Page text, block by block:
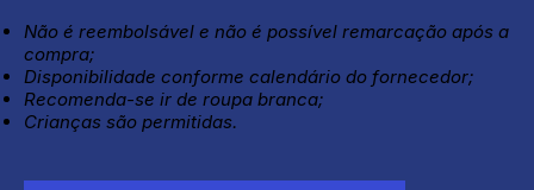
Não é reembolsável e não é possível remarcação após a
compra;
Disponibilidade conforme calendário do fornecedor;
Recomenda-se ir de roupa branca;
Crianças são permitidas.